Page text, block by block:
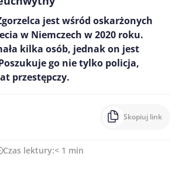
jest wśród oskarżonych
w Niemczech w 2020 roku.
kilka osób, jednak on jest
go nie tylko policja,
przestępczy.
Skopiuj link
Czas lektury:< 1 min